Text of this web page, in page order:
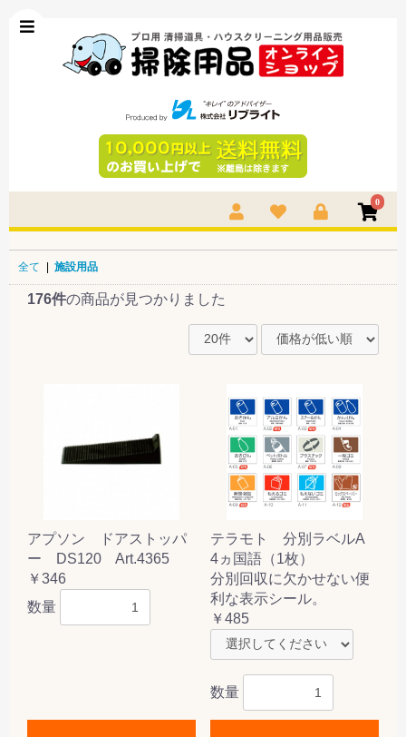
0
全て | 施設用品
176件の商品が見つかりました
アプソン ドアストッパ
ー DS120 Art.4365
￥346
数量
テラモト 分別ラベルA
4ヵ国語（1枚）
分別回収に欠かせない便
利な表示シール。
￥485
数量